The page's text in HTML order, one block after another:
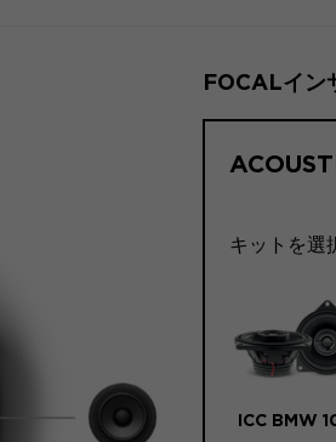
FOCALイン
キットを選
ICC BMW